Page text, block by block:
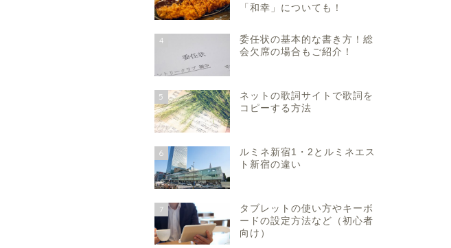
「和幸」についても！
4
委任状の基本的な書き方！総
会欠席の場合もご紹介！
5
ネットの歌詞サイトで歌詞を
コピーする方法
6
ルミネ新宿1・2とルミネエス
ト新宿の違い
7
タブレットの使い方やキーボ
ードの設定方法など（初心者
向け）